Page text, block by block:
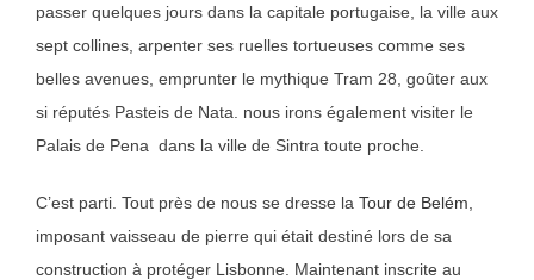
passer quelques jours dans la capitale portugaise, la ville aux
sept collines, arpenter ses ruelles tortueuses comme ses
belles avenues, emprunter le mythique Tram 28, goûter aux
si réputés Pasteis de Nata. nous irons également visiter le
Palais de Pena dans la ville de Sintra toute proche.
C’est parti. Tout près de nous se dresse la Tour de Belém
imposant vaisseau de pierre qui était destiné lors de sa
construction à protéger Lisbonne. Maintenant inscrite au